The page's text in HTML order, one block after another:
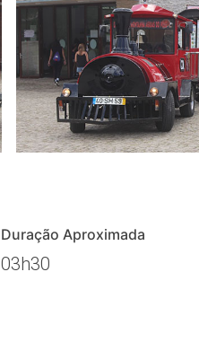
Duração Aproximada
03h30